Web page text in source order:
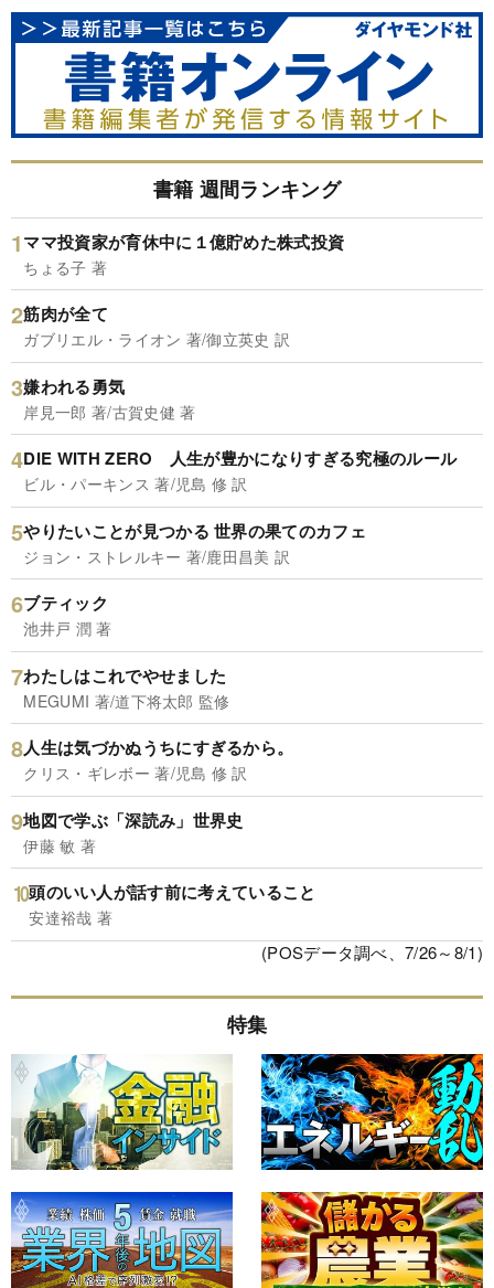
書籍 週間ランキング
ママ投資家が育休中に１億貯めた株式投資
ちょる子 著
筋肉が全て
ガブリエル・ライオン 著/御立英史 訳
嫌われる勇気
岸見一郎 著/古賀史健 著
DIE WITH ZERO 人生が豊かになりすぎる究極のルール
ビル・パーキンス 著/児島 修 訳
やりたいことが見つかる 世界の果てのカフェ
ジョン・ストレルキー 著/鹿田昌美 訳
ブティック
池井戸 潤 著
わたしはこれでやせました
MEGUMI 著/道下将太郎 監修
人生は気づかぬうちにすぎるから。
クリス・ギレボー 著/児島 修 訳
地図で学ぶ「深読み」世界史
伊藤 敏 著
頭のいい人が話す前に考えていること
安達裕哉 著
(POSデータ調べ、7/26～8/1)
特集